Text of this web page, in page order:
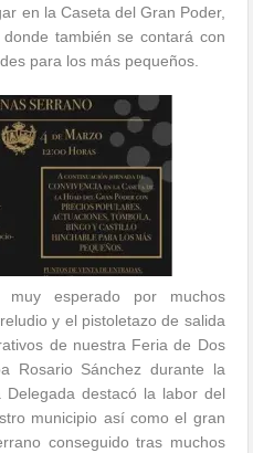
en la Caseta del Gran Poder,
también se contará con
para los más pequeños.
esperado por muchos
y el pistoletazo de salida
de nuestra Feria de Dos
Rosario Sánchez durante la
Delegada destacó la labor del
municipio así como el gran
conseguido tras muchos